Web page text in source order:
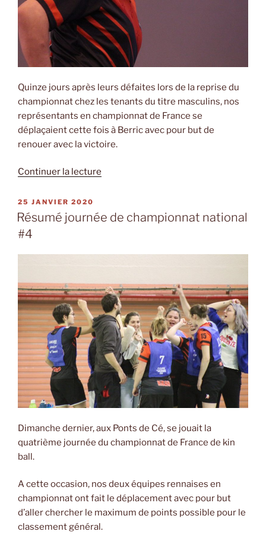
Quinze jours après leurs défaites lors de la reprise du
championnat chez les tenants du titre masculins, nos
représentants en championnat de France se
déplaçaient cette fois à Berric avec pour but de
renouer avec la victoire.
Continuer la lecture
de
#5 »
PUBLIÉ
LE
25 JANVIER 2020
Résumé journée de championnat national
#4
Dimanche dernier, aux Ponts de Cé, se jouait la
quatrième journée du championnat de France de kin
ball.
A cette occasion, nos deux équipes rennaises en
championnat ont fait le déplacement avec pour but
d’aller chercher le maximum de points possible pour le
classement général.